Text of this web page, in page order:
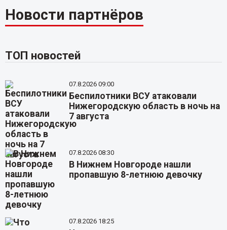
Новости партнёров
ТОП новостей
07.8.2026 09:00
Беспилотники ВСУ атаковали
Нижегородскую область в ночь на
7 августа
07.8.2026 08:30
В Нижнем Новгороде нашли
пропавшую 8-летнюю девочку
07.8.2026 18:25